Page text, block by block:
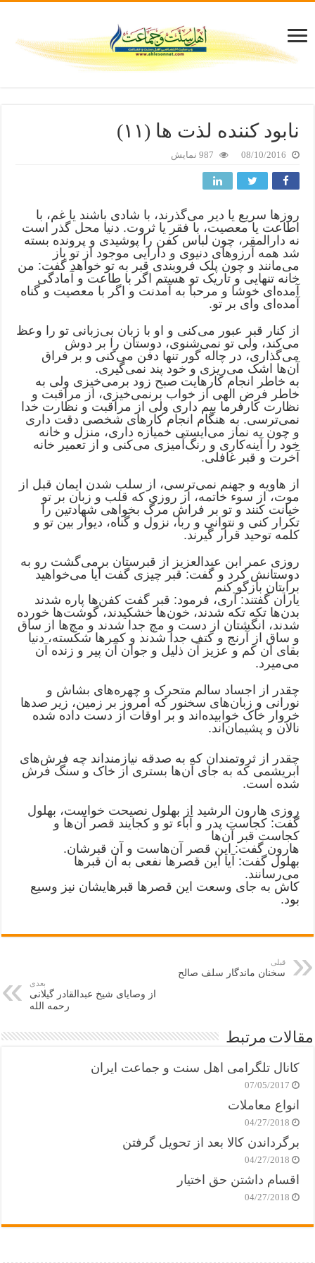
نابود کننده لذت ها (۱۱)
08/10/2016 987 نمایش
روزها سریع یا دیر می‌گذرند، با شادی باشند یا غم، با
اطاعت یا معصیت، با فقر یا ثروت. دنیا محل گذر است
نه دارالمقر، چون لباس کفن را پوشیدی و پرونده بسته
شد همه آرزوهای دنیوی و دارایی موجود از تو باز
می‌مانند و چون پلک فروبندی قبر به تو خواهد گفت: من
خانه تنهایی و تاریک تو هستم اگر با طاعت و آمادگی
آمده‌ای خوشا و مرحبا به آمدنت و اگر با معصیت و گناه
آمده‌ای وای بر تو.
از کنار قبر عبور می‌کنی و او با زبان بی‌زبانی تو را وعظ
می‌کند، ولی تو نمی‌شنوی، دوستان را بر دوش
می‌گذاری، در چاله گور تنها دفن می‌کنی و بر فراق
آن‌ها اشک می‌ریزی و خود پند نمی‌گیری.
به خاطر انجام کارهایت صبح زود برمی‌خیزی ولی به
خاطر فرض الهی از خواب برنمی‌خیزی، از مراقبت و
نظارت کارفرما بیم داری ولی از مراقبت و نظارت خدا
نمی‌ترسی. به هنگام انجام کارهای شخصی دقت داری
و چون به نماز می‌ایستی خمیازه داری، منزل و خانه
خود را آینه‌کاری و رنگ‌آمیزی می‌کنی و از تعمیر خانه
آخرت و قبر غافلی.
از هاویه و جهنم نمی‌ترسی، از سلب شدن ایمان قبل از
موت، از سوء خاتمه، از روزی که قلب و زبان بر تو
خیانت کنند و تو بر فراش مرگ بخواهی شهادتین را
تکرار کنی و نتوانی و ربا، نزول و گناه، دیوار بین تو و
کلمه توحید قرار گیرند.
روزی عمر ابن عبدالعزیز از قبرستان برمی‌گشت رو به
دوستانش کرد و گفت: قبر چیزی گفت آیا می‌خواهید
برایتان بازگو کنم
یاران گفتند: آری، فرمود: قبر گفت کفن‌ها پاره شدند
بدن‌ها تکه تکه شدند، خون‌ها خشکیدند، گوشت‌ها خورده
شدند، انگشتان از دست و مچ جدا شدند و مچ‌ها از ساق
و ساق از آرنج و کتف جدا شدند و کمرها شکسته، دنیا
بقای آن کم و عزیز آن ذلیل و جوان آن پیر و زنده آن
می‌میرد.
چقدر از اجساد سالم متحرک و چهره‌های بشاش و
نورانی و زبان‌های سخنور که امروز بر زمین، زیر صدها
خروار خاک خوابیده‌اند و بر اوقات از دست داده شده
نالان و پشیمان‌اند.
چقدر از ثروتمندان که به صدقه نیازمنداند چه فرش‌های
ابریشمی که به جای آن‌ها بستری از خاک و سنگ فرش
شده است.
روزی هارون الرشید از بهلول نصیحت خواست، بهلول
گفت: کجاست پدر و آباء تو و کجایند قصر آن‌ها و
کجاست قبر آن‌ها
هارون گفت: این قصر آن‌هاست و آن قبرشان.
بهلول گفت: آیا این قصرها نفعی به آن قبرها
می‌رسانند.
کاش به جای وسعت این قصرها قبرهایشان نیز وسیع
بود.
قبلی
سخنان ماندگار سلف صالح
بعدی
از وصایای شیخ عبدالقادر گیلانی
رحمه الله
مقالات مرتبط
کانال تلگرامی اهل سنت و جماعت ایران
07/05/2017
انواع معاملات
04/27/2018
برگرداندن کالا بعد از تحویل گرفتن
04/27/2018
اقسام داشتن حق اختیار
04/27/2018